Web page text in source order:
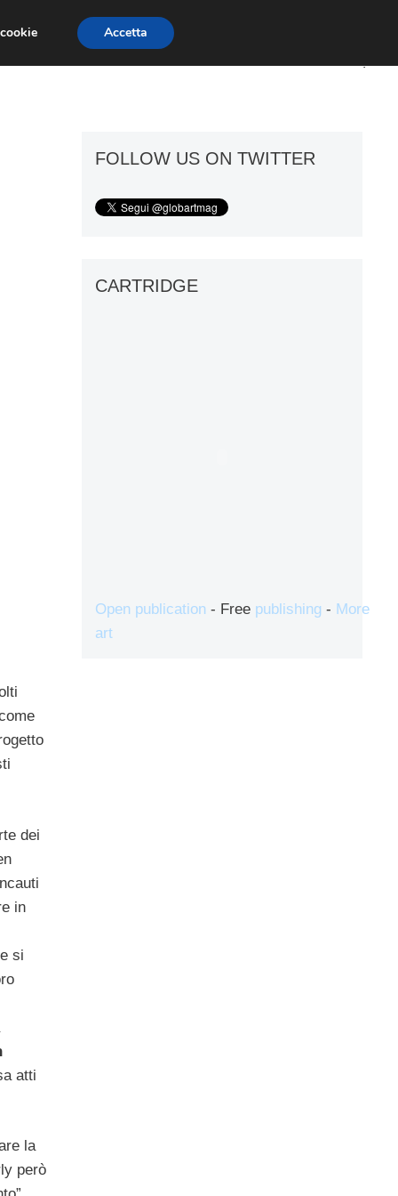
ART GOSSIP FIERE GALLERIE
dei
in
si
atti
la
però
FOLLOW US ON TWITTER
CARTRIDGE
Open publication - Free publishing - More
art
Accetta